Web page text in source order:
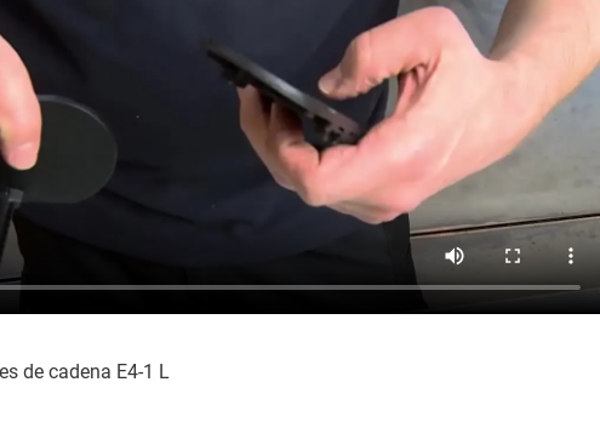
de cadena E4-1 L